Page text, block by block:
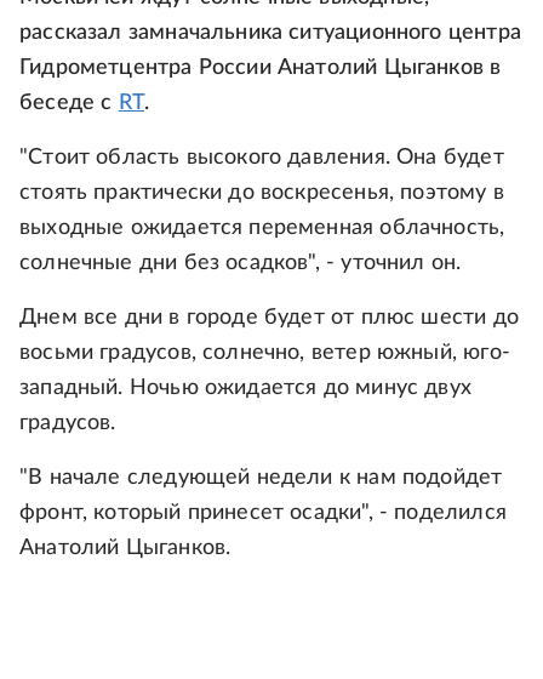
рассказал замначальника ситуационного центра
Гидрометцентра России Анатолий Цыганков в
беседе с RT.
"Стоит область высокого давления. Она будет
стоять практически до воскресенья, поэтому в
выходные ожидается переменная облачность,
солнечные дни без осадков", - уточнил он.
Днем все дни в городе будет от плюс шести до
восьми градусов, солнечно, ветер южный, юго-
западный. Ночью ожидается до минус двух
градусов.
"В начале следующей недели к нам подойдет
фронт, который принесет осадки", - поделился
Анатолий Цыганков.